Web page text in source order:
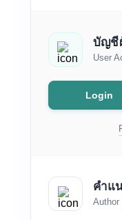
บัญชี
User
Login
คำแ
Author